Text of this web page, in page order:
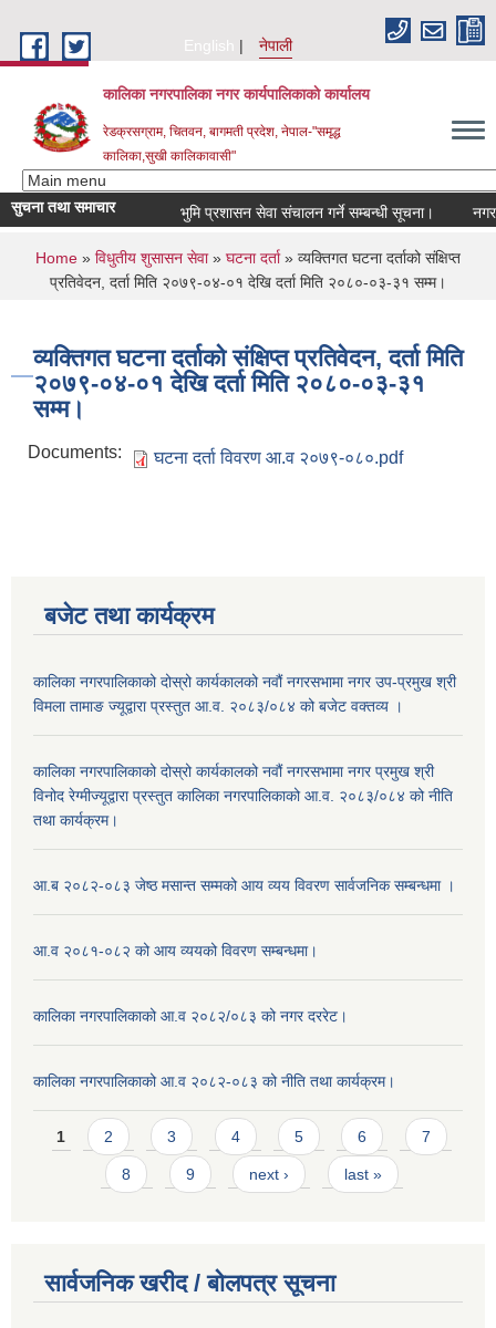
English
नेपाली
कालिका नगरपालिका नगर कार्यपालिकाकाे कार्यालय
रेडक्रसग्राम, चितवन, बागमती प्रदेश, नेपाल-"समृद्ध
कालिका,सुखी कालिकावासी"
सुचना तथा समाचार भुमि प्रशासन सेवा संचालन गर्ने सम्बन्धी सूचना। नगर
You are here
Home » विधुतीय शुसासन सेवा» घटना दर्ता» व्यक्तिगत घटना दर्ताको संक्षिप्त
प्रतिवेदन, दर्ता मिति २०७९-०४-०१ देखि दर्ता मिति २०८०-०३-३१ सम्म।
व्यक्तिगत घटना दर्ताको संक्षिप्त प्रतिवेदन, दर्ता मिति
२०७९-०४-०१ देखि दर्ता मिति २०८०-०३-३१
सम्म।
Documents: घटना दर्ता विवरण आ.व २०७९-०८०.pdf
बजेट तथा कार्यक्रम
कालिका नगरपालिकाको दोस्रो कार्यकालको नवौं नगरसभामा नगर उप-प्रमुख श्री
विमला तामाङ ज्यूद्वारा प्रस्तुत आ.व. २०८३/०८४ को बजेट वक्तव्य ।
कालिका नगरपालिकाको दोस्रो कार्यकालको नवौं नगरसभामा नगर प्रमुख श्री
विनोद रेग्मीज्यूद्वारा प्रस्तुत कालिका नगरपालिकाको आ.व. २०८३/०८४ को नीति
तथा कार्यक्रम।
आ.ब २०८२-०८३ जेष्ठ मसान्त सम्मको आय व्यय विवरण सार्वजनिक सम्बन्धमा ।
आ.व २०८१-०८२ को आय व्ययको विवरण सम्बन्धमा।
कालिका नगरपालिकाको आ.व २०८२/०८३ को नगर दररेट।
कालिका नगरपालिकाको आ.व २०८२-०८३ को नीति तथा कार्यक्रम।
Pages
1 2 3 4 5 6 7
8 9 next › last »
सार्वजनिक खरीद / बाेलपत्र सूचना